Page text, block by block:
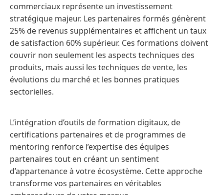
commerciaux représente un investissement
stratégique majeur. Les partenaires formés génèrent
25% de revenus supplémentaires et affichent un taux
de satisfaction 60% supérieur. Ces formations doivent
couvrir non seulement les aspects techniques des
produits, mais aussi les techniques de vente, les
évolutions du marché et les bonnes pratiques
sectorielles.
L’intégration d’outils de formation digitaux, de
certifications partenaires et de programmes de
mentoring renforce l’expertise des équipes
partenaires tout en créant un sentiment
d’appartenance à votre écosystème. Cette approche
transforme vos partenaires en véritables